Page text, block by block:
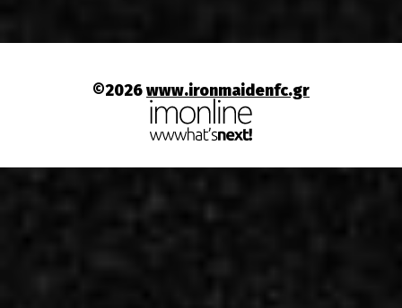
©2026www.ironmaidenfc.gr